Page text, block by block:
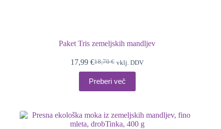
Paket Tris zemeljskih mandljev
18,70€
Izvirna
cena
je
bila:
17,99€Trenutna
cena
je:
17,99 €.
vklj. DDV
Preberi več